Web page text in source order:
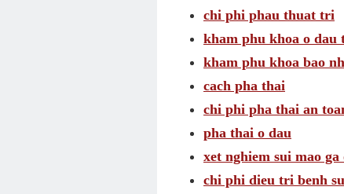
chi phi phau thuat tri
kham phu khoa o dau
kham phu khoa bao
cach pha thai
chi phi pha thai an
pha thai o dau
xet nghiem sui mao ga
chi phi dieu tri benh